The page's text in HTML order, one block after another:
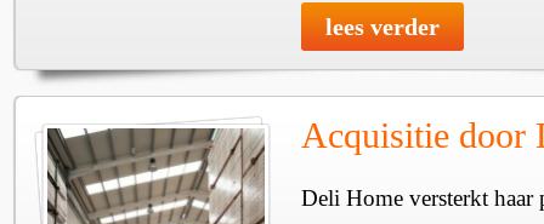
lees verder
Acquisitie door
Deli Home versterkt haar